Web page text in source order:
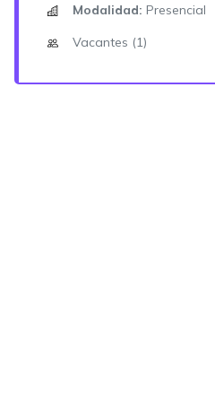
Modalidad: Presencial
Vacantes (1)